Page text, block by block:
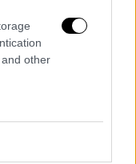
other
αυστηρά
24 ωρών μια